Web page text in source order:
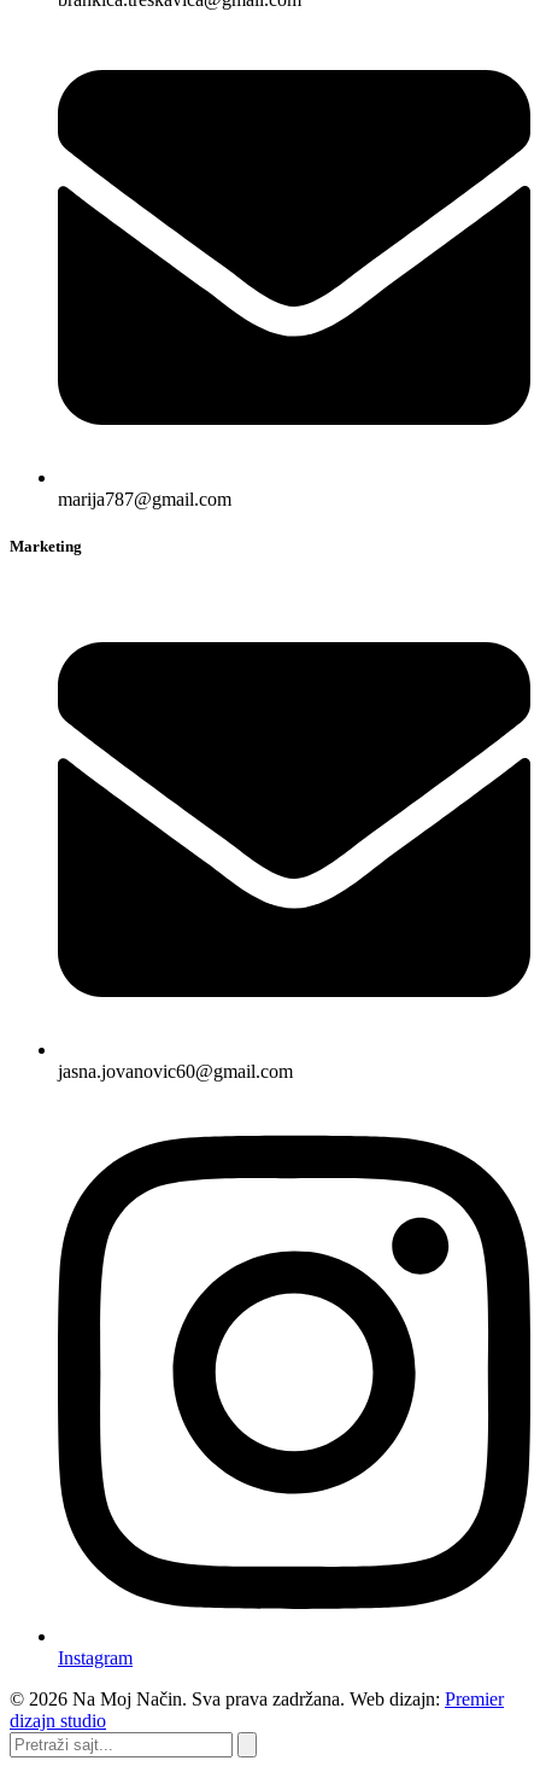
marija787@gmail.com
Marketing
jasna.jovanovic60@gmail.com
Instagram
© 2026 Na Moj Način. Sva prava zadržana. Web dizajn: Premier
dizajn studio
Pretraži
sajt...